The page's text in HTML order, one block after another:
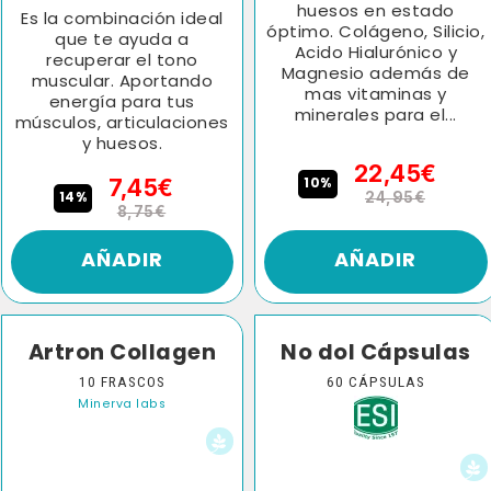
Es la combinación ideal
que te ayuda a
recuperar el tono
muscular. Aportando
energía para tus
músculos, articulaciones
y huesos.
14% 7,45€
8,75€
AÑADIR
huesos en estado
óptimo. Colágeno, Silicio,
Acido Hialurónico y
Magnesio además de
mas vitaminas y
minerales para el...
10% 22,45€
24,95€
AÑADIR
Artron Collagen
10 FRASCOS
Minerva labs
No dol Cápsulas
60 CÁPSULAS